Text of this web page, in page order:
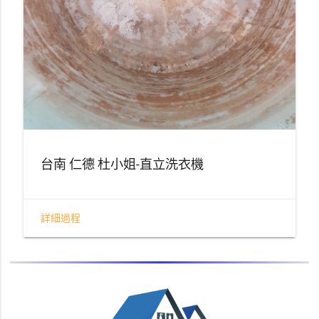
台南 仁德 杜小姐-直立洗衣機
詳細過程